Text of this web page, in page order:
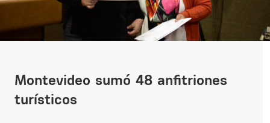
Montevideo sumó 48 anfitriones
turísticos